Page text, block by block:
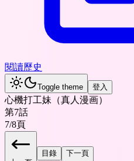
閱讀歷史
Toggle theme 登入
心機打工妹（真人漫画）
第7話
7/8頁
目錄 下一頁